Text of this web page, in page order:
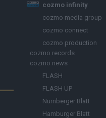
cozmo infinity
cozmo media group
cozmo connect
cozmo production
cozmo records
cozmo news
FLASH
FLASH UP
Nürnberger Blatt
Hamburger Blatt